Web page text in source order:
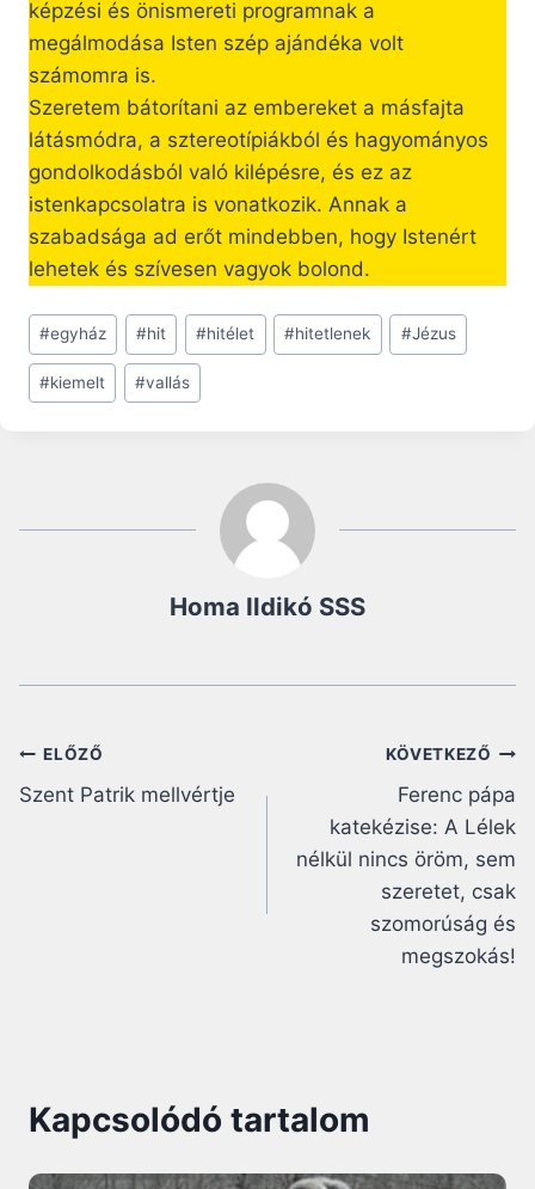
képzési és önismereti programnak a
megálmodása Isten szép ajándéka volt
számomra is.
Szeretem bátorítani az embereket a másfajta
látásmódra, a sztereotípiákból és hagyományos
gondolkodásból való kilépésre, és ez az
istenkapcsolatra is vonatkozik. Annak a
szabadsága ad erőt mindebben, hogy Istenért
lehetek és szívesen vagyok bolond.
Post
Tags:
#egyház #hit #hitélet #hitetlenek #Jézus
#kiemelt #vallás
Homa Ildikó SSS
Bejegyzés
navigáció
ELŐZŐ
Szent Patrik mellvértje
KÖVETKEZŐ
Ferenc pápa
katekézise: A Lélek
nélkül nincs öröm, sem
szeretet, csak
szomorúság és
megszokás!
Kapcsolódó tartalom